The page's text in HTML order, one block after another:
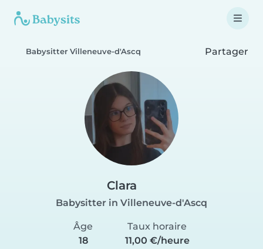
Babysitter Villeneuve-d'Ascq Partager
Clara
Babysitter in Villeneuve-d'Ascq
Âge
18
Taux horaire
11,00 €/heure